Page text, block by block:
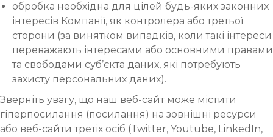
обробка необхідна для цілей будь-яких законних
інтересів Компанії, як контролера або третьої
сторони (за винятком випадків, коли такі інтереси
переважають інтересами або основними правами
та свободами суб’єкта даних, які потребують
захисту персональних даних).
Зверніть увагу, що наш веб-сайт може містити
гіперпосилання (посилання) на зовнішні ресурси
або веб-сайти третіх осіб (Twitter, Youtube, LinkedIn,